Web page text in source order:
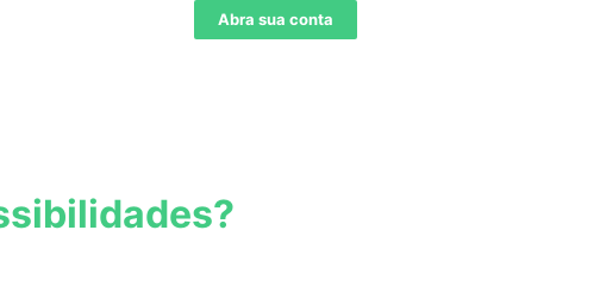
Abra sua conta